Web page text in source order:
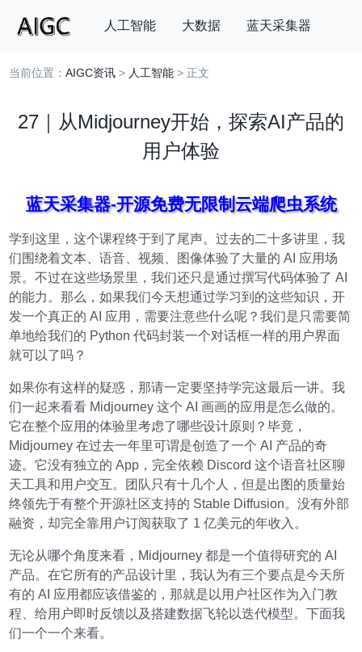
人工智能 大数据 蓝天采集器
搜索
当前位置：AIGC资讯 > 人工智能 > 正文
27｜从Midjourney开始，探索AI产品的
用户体验
蓝天采集器-开源免费无限制云端爬虫系统
学到这里，这个课程终于到了尾声。过去的二十多讲里，我
们围绕着文本、语音、视频、图像体验了大量的 AI 应用场
景。不过在这些场景里，我们还只是通过撰写代码体验了 AI
的能力。那么，如果我们今天想通过学习到的这些知识，开
发一个真正的 AI 应用，需要注意些什么呢？我们是只需要简
单地给我们的 Python 代码封装一个对话框一样的用户界面
就可以了吗？
如果你有这样的疑惑，那请一定要坚持学完这最后一讲。我
们一起来看看 Midjourney 这个 AI 画画的应用是怎么做的。
它在整个应用的体验里考虑了哪些设计原则？毕竟，
Midjourney 在过去一年里可谓是创造了一个 AI 产品的奇
迹。它没有独立的 App，完全依赖 Discord 这个语音社区聊
天工具和用户交互。团队只有十几个人，但是出图的质量始
终领先于有整个开源社区支持的 Stable Diffusion。没有外部
融资，却完全靠用户订阅获取了 1 亿美元的年收入。
无论从哪个角度来看，Midjourney 都是一个值得研究的 AI
产品。在它所有的产品设计里，我认为有三个要点是今天所
有的 AI 应用都应该借鉴的，那就是以用户社区作为入门教
程、给用户即时反馈以及搭建数据飞轮以迭代模型。下面我
们一个一个来看。